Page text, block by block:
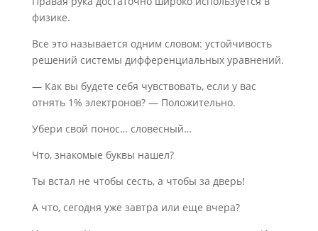
физике.
Все это называется одним словом: устойчивость
решений системы дифференциальных уравнений.
— Как вы будете себя чувствовать, если у вас
отнять 1% электронов? — Положительно.
Убери свой понос… словесный…
Что, знакомые буквы нашел?
Ты встал не чтобы сесть, а чтобы за дверь!
А что, сегодня уже завтра или еще вчера?